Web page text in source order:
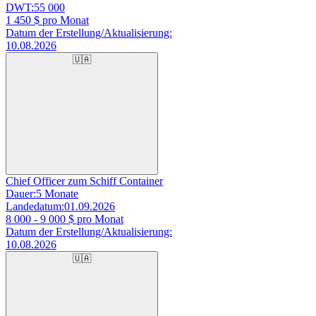
DWT:55 000
1 450 $ pro Monat
Datum der Erstellung/Aktualisierung:
10.08.2026
🇺🇦
Chief Officer zum Schiff Container
Dauer:5 Monate
Landedatum:01.09.2026
8 000 - 9 000 $ pro Monat
Datum der Erstellung/Aktualisierung:
10.08.2026
🇺🇦